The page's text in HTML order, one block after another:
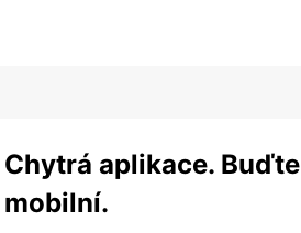
Chytrá aplikace. Buďte
mobilní.